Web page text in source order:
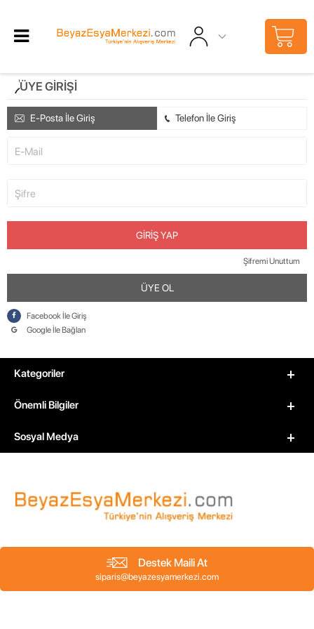
ÜYE GIRIŞI
E-Posta İle Giriş Telefon İle Giriş
E-Mail
Şifre
GIRIŞ YAP
Şifremi Unuttum
ÜYE OL
Facebook İle Giriş
Google İle Bağlan
Kategoriler
Önemli Bilgiler
Sosyal Medya
Destek Maili At
siparis@beyazesyamerkezi.com